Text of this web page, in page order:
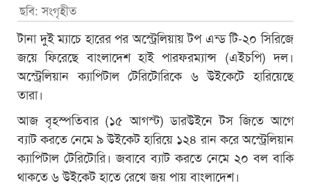
ছবি: সংগৃহীত
টানা দুই ম্যাচে হারের পর অস্ট্রেলিয়ায় টপ এন্ড টি-২০ সিরিজে
জয়ে ফিরেছে বাংলাদেশ হাই পারফরম্যান্স (এইচপি) দল।
অস্ট্রেলিয়ান ক্যাপিটাল টেরিটোরিকে ৬ উইকেটে হারিয়েছে
তারা।
আজ বৃহস্পতিবার (১৫ আগস্ট) ডারউইনে টস জিতে আগে
ব্যাট করতে নেমে ৯ উইকেট হারিয়ে ১২৪ রান করে অস্ট্রেলিয়ান
ক্যাপিটাল টেরিটোরি। জবাবে ব্যাট করতে নেমে ২০ বল বাকি
থাকতে ৬ উইকেট হাতে রেখে জয় পায় বাংলাদেশ।